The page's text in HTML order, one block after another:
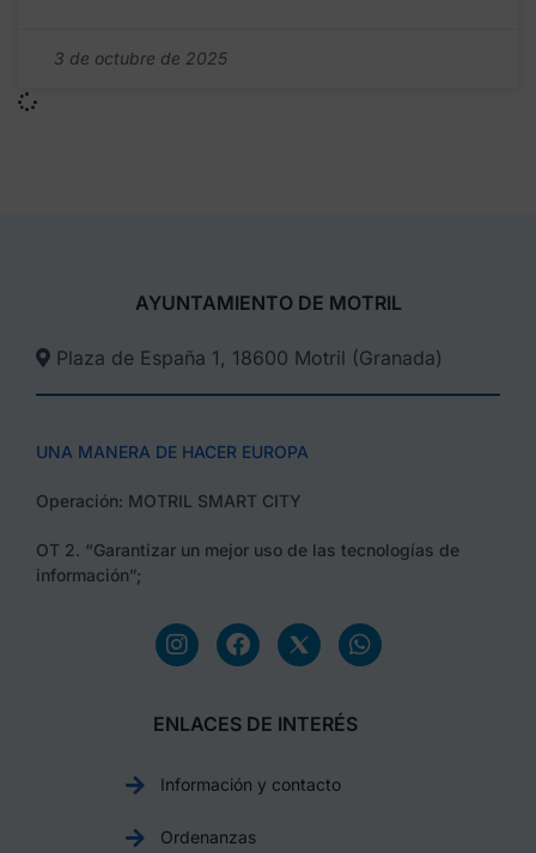
3 de octubre de 2025
AYUNTAMIENTO DE MOTRIL
Plaza de España 1, 18600 Motril (Granada)​
UNA MANERA DE HACER EUROPA
Operación: MOTRIL SMART CITY
OT 2. “Garantizar un mejor uso de las tecnologías de
información”;
ENLACES DE INTERÉS
Información y contacto
Ordenanzas